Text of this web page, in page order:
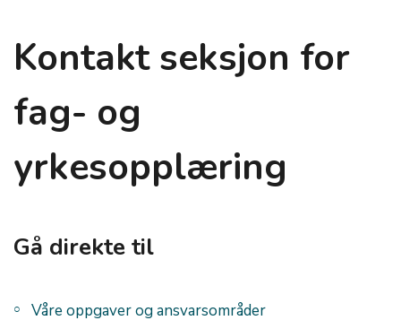
Kontakt seksjon for
fag- og
yrkesopplæring
Gå direkte til
Våre oppgaver og ansvarsområder